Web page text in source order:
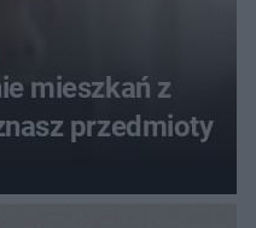
mieszkań z
przedmioty